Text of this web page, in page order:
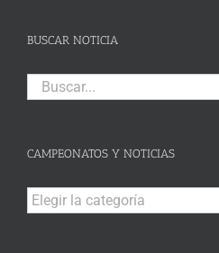
BUSCAR NOTICIA
Buscar:
CAMPEONATOS Y NOTICIAS
Campeonatos
y